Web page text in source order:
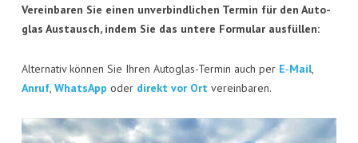
Ver­ein­ba­ren Sie einen unver­bind­li­chen Ter­min für den Auto­
glas Aus­tausch, indem Sie das unte­re For­mu­lar ausfüllen:
Alter­na­tiv kön­nen Sie Ihren Auto­glas-Ter­min auch per E‑Mail,
Anruf, Whats­App oder direkt vor Ortvereinbaren.